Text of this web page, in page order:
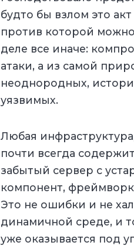
будто бы взлом это
против которой
деле все иначе:
атаки, а из самой
неоднородных,
уязвимых.
Любая
почти всегда
забытый сервер с
компонент,
Это не ошибки и не
динамичной среде, и
уже оказывается под